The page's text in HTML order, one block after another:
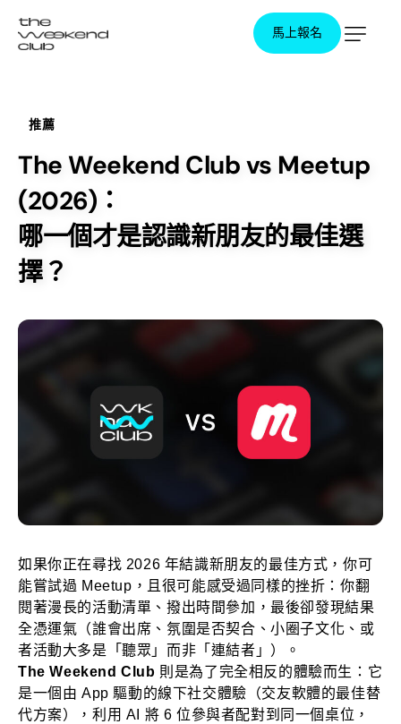
馬上報名
推薦
The Weekend Club vs Meetup
(2026)：
哪一個才是認識新朋友的最佳選
擇？
如果你正在尋找 2026 年結識新朋友的最佳方式，你可
能嘗試過 Meetup，且很可能感受過同樣的挫折：你翻
閱著漫長的活動清單、撥出時間參加，最後卻發現結果
全憑運氣（誰會出席、氛圍是否契合、小圈子文化、或
者活動大多是「聽眾」而非「連結者」）。
The Weekend Club 則是為了完全相反的體驗而生：它
是一個由 App 驅動的線下社交體驗（交友軟體的最佳替
代方案），利用 AI 將 6 位參與者配對到同一個桌位，